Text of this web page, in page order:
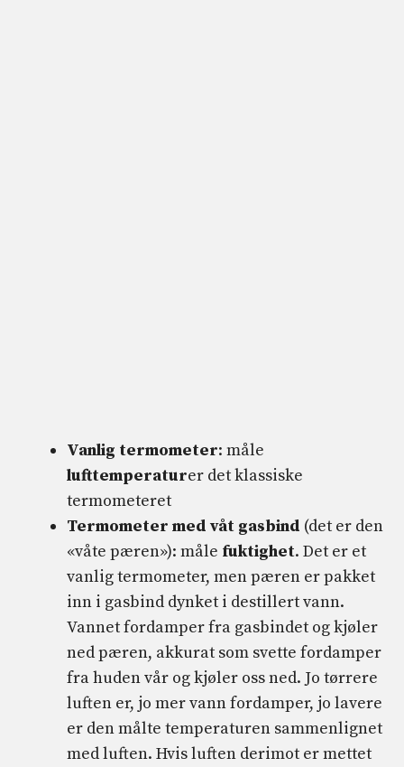
Vanlig termometer: måle
lufttemperaturer det klassiske
termometeret
Termometer med våt gasbind (det er den
«våte pæren»): måle fuktighet. Det er et
vanlig termometer, men pæren er pakket
inn i gasbind dynket i destillert vann.
Vannet fordamper fra gasbindet og kjøler
ned pæren, akkurat som svette fordamper
fra huden vår og kjøler oss ned. Jo tørrere
luften er, jo mer vann fordamper, jo lavere
er den målte temperaturen sammenlignet
med luften. Hvis luften derimot er mettet